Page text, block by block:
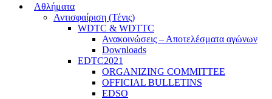
Αθλήματα
Αντισφαίριση (Τένις)
WDTC & WDTTC
Ανακοινώσεις – Αποτελέσματα αγώνων
Downloads
EDTC2021
ORGANIZING COMMITTEE
OFFICIAL BULLETINS
EDSO